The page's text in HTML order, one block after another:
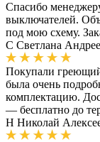
Спасибо
выключателей.
под мою схему.
С Светлана
Покупали греющий
была очень
комплектацию.
— бесплатно до
Н Николай